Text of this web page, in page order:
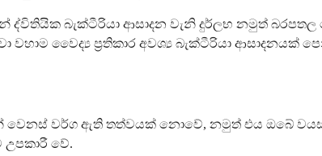
බැක්ටීරියා ආසාදන වැනි දුර්ලභ නමුත්
වහාම වෛද්‍ය ප්‍රතිකාර අවශ්‍ය බැක්ටීරියා ආසාදනයක්
වර්ග ඇති තත්වයක් නොවේ, නමුත් එය ඔබේ වයස
වේ.